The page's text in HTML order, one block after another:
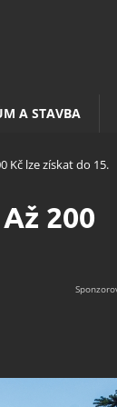
A STAVBA
Kč lze získat do 15.
200